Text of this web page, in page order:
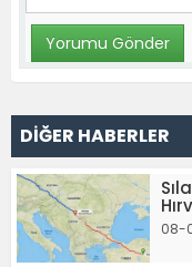
DİĞER HABERLER
08-